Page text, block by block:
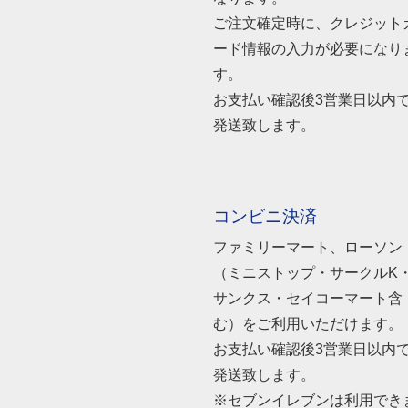
ご注文確定時に、クレジット
ード情報の入力が必要になり
す。
お支払い確認後3営業日以内
発送致します。
コンビニ決済
ファミリーマート、ローソン
（ミニストップ・サークルK・
サンクス・セイコーマート含
む）をご利用いただけます。
お支払い確認後3営業日以内
発送致します。
※セブンイレブンは利用でき